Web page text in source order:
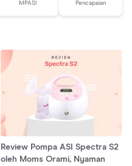
MPASI Pencapaian
Review Pompa ASI Spectra S2
oleh Moms Orami, Nyaman